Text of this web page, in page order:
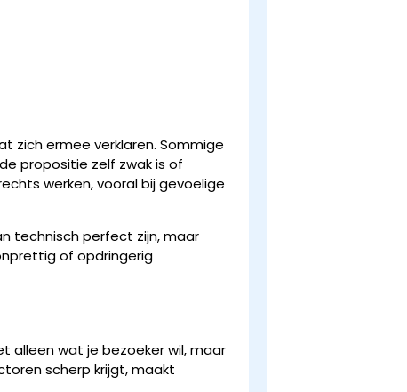
zich ermee verklaren. Sommige
propositie zelf zwak is of
werken, vooral bij gevoelige
technisch perfect zijn, maar
of opdringerig
alleen wat je bezoeker wil, maar
scherp krijgt, maakt